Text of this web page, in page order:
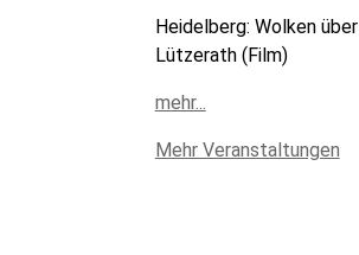
Heidelberg: Wolken über
Lützerath (Film)
mehr...
Mehr Veranstaltungen